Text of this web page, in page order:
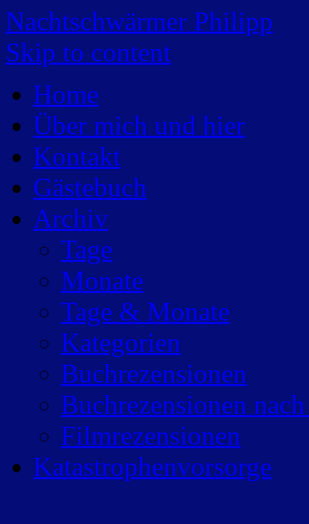
Nachtschwärmer Philipp
Skip to content
Home
Über mich und hier
Kontakt
Gästebuch
Archiv
Tage
Monate
Tage & Monate
Kategorien
Buchrezensionen
Buchrezensionen
Filmrezensionen
Katastrophenvorsorge